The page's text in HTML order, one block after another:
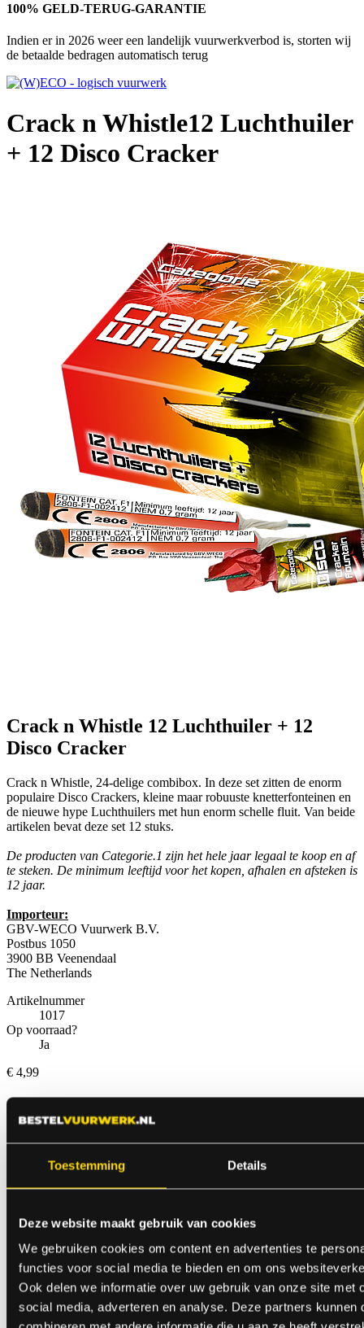
Toestemming Details
Deze website maakt gebruik van cookies
We gebruiken cookies om content en advertenties te
functies voor social media te bieden en om ons
Ook delen we informatie over uw gebruik van onze site met
social media, adverteren en analyse. Deze partners kunnen
100% GELD-TERUG-GARANTIE
Indien er in 2026 weer een landelijk vuurwerkverbod is, storten wij
de betaalde bedragen automatisch terug
Crack n Whistle12 Luchthuiler
+ 12 Disco Cracker
Crack n Whistle 12 Luchthuiler + 12
Disco Cracker
Crack n Whistle, 24-delige combibox. In deze set zitten de enorm
populaire Disco Crackers, kleine maar robuuste knetterfonteinen en
de nieuwe hype Luchthuilers met hun enorm schelle fluit. Van beide
artikelen bevat deze set 12 stuks.
De producten van Categorie.1 zijn het hele jaar legaal te koop en af
te steken. De minimum leeftijd voor het kopen, afhalen en afsteken is
12 jaar.
Importeur:
GBV-WECO Vuurwerk B.V.
Postbus 1050
3900 BB Veenendaal
The Netherlands
Artikelnummer
1017
Op voorraad?
Ja
€ 4,99
Anderen bekeken ook
Knalerwten 50